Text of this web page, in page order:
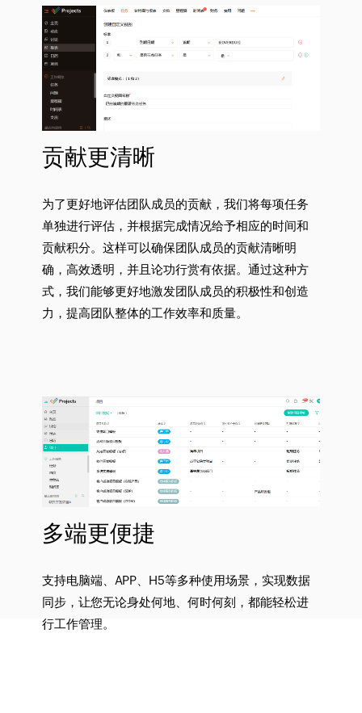
贡献更清晰
为了更好地评估团队成员的贡献，我们将每项任务
单独进行评估，并根据完成情况给予相应的时间和
贡献积分。这样可以确保团队成员的贡献清晰明
确，高效透明，并且论功行赏有依据。通过这种方
式，我们能够更好地激发团队成员的积极性和创造
力，提高团队整体的工作效率和质量。
多端更便捷
支持电脑端、APP、H5等多种使用场景，实现数据
同步，让您无论身处何地、何时何刻，都能轻松进
行工作管理。